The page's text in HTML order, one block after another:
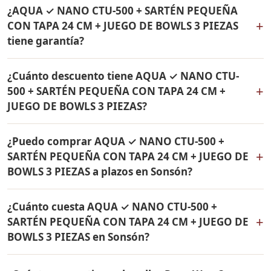
de 24 cm Rena Ware. Todos los productos son
originales Rena Ware con garantía de por vida.
SARTÉN PEQUEÑA CON TAPA 24 CM + JUEGO DE BOWLS
3 PIEZAS a Sonsón, Antioquia y a todo Colombia. El
pago es contra entrega.
¿AQUA ✓ NANO CTU-500 + SARTÉN PEQUEÑA
CON TAPA 24 CM + JUEGO DE BOWLS 3 PIEZAS
tiene garantía?
+
CTU-500 + SARTÉN PEQUEÑA CON TAPA 24 CM + JUEGO
DE BOWLS 3 PIEZAS tienen garantía de por vida contra
defectos de fabricación. Son productos originales Rena
Ware fabricados en acero inoxidable quirúrgico 18/10.
¿Cuánto descuento tiene AQUA ✓ NANO CTU-
500 + SARTÉN PEQUEÑA CON TAPA 24 CM +
JUEGO DE BOWLS 3 PIEZAS?
+
24 CM + JUEGO DE BOWLS 3 PIEZAS tiene un 38% de
descuento. Contáctame por WhatsApp para conocer el
precio actual. Aplica para Sonsón y todo Colombia.
¿Puedo comprar AQUA ✓ NANO CTU-500 +
SARTÉN PEQUEÑA CON TAPA 24 CM + JUEGO DE
BOWLS 3 PIEZAS a plazos en Sonsón?
+
PEQUEÑA CON TAPA 24 CM + JUEGO DE BOWLS 3
PIEZAS con solo el 10% de inicial y pagar en cuotas
mensuales de 12, 18 o 24 meses. Aplica para Sonsón y
todo Colombia.
¿Cuánto cuesta AQUA ✓ NANO CTU-500 +
SARTÉN PEQUEÑA CON TAPA 24 CM + JUEGO DE
BOWLS 3 PIEZAS en Sonsón?
+